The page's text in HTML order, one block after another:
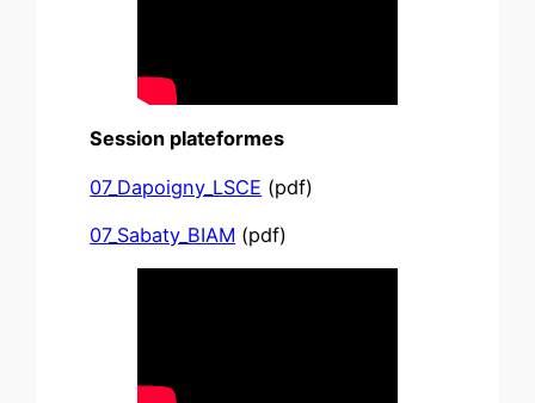
Session plateformes
07_Dapoigny_LSCE (pdf)
07_Sabaty_BIAM (pdf)